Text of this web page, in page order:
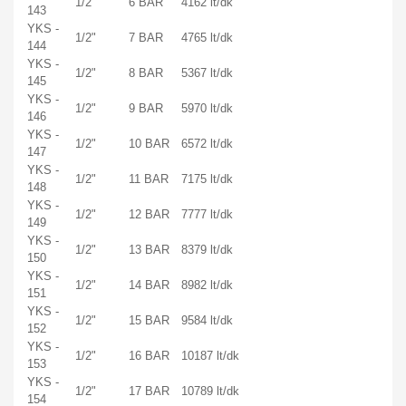
143
YKS -
144
1/2" 7 BAR
4765 lt/dk
YKS -
145
1/2" 8 BAR
5367 lt/dk
YKS -
146
1/2" 9 BAR
5970 lt/dk
YKS -
147
1/2" 10 BAR
6572 lt/dk
YKS -
148
1/2" 11 BAR
7175 lt/dk
YKS -
149
1/2" 12 BAR
7777 lt/dk
YKS -
150
1/2" 13 BAR
8379 lt/dk
YKS -
151
1/2" 14 BAR
8982 lt/dk
YKS -
152
1/2" 15 BAR
9584 lt/dk
YKS -
153
1/2" 16 BAR
10187 lt/dk
YKS -
154
1/2" 17 BAR 10789 lt/dk